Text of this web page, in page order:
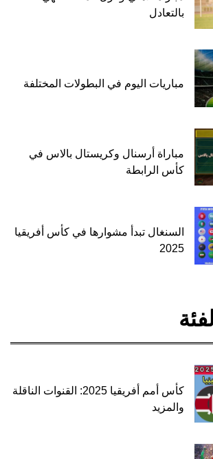
بالتعادل
مباريات اليوم في البطولات المختلفة
مباراة أرسنال وكريستال بالاس في
كأس الرابطة
السنغال تبدأ مشوارها في كأس أفريقيا
2025
كأس أمم أفريقيا 2025: القنوات الناقلة
والمزيد